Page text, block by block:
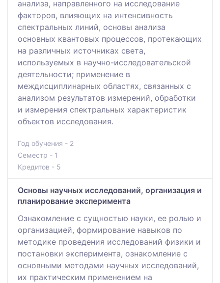
анализа, направленного на исследование
факторов, влияющих на интенсивность
спектральных линий, основы анализа
основных квантовых процессов, протекающих
на различных источниках света,
используемых в научно-исследовательской
деятельности; применение в
междисциплинарных областях, связанных с
анализом результатов измерений, обработки
и измерения спектральных характеристик
объектов исследования.
Год обучения - 2
Семестр - 1
Кредитов - 5
Основы научных исследований, организация и
планирование эксперимента
Ознакомление с сущностью науки, ее ролью и
организацией, формирование навыков по
методике проведения исследований физики и
постановки эксперимента, ознакомление с
основными методами научных исследований,
их практическим применением на